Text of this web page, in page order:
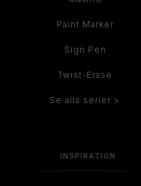
Paint Marker
Sign Pen
Twist-Erase
Se alla serier >
INSPIRATION